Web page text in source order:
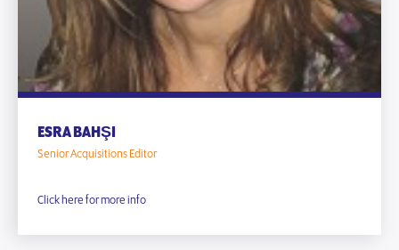
ESRA BAHŞI
Senior Acquisitions Editor
Click here for more info